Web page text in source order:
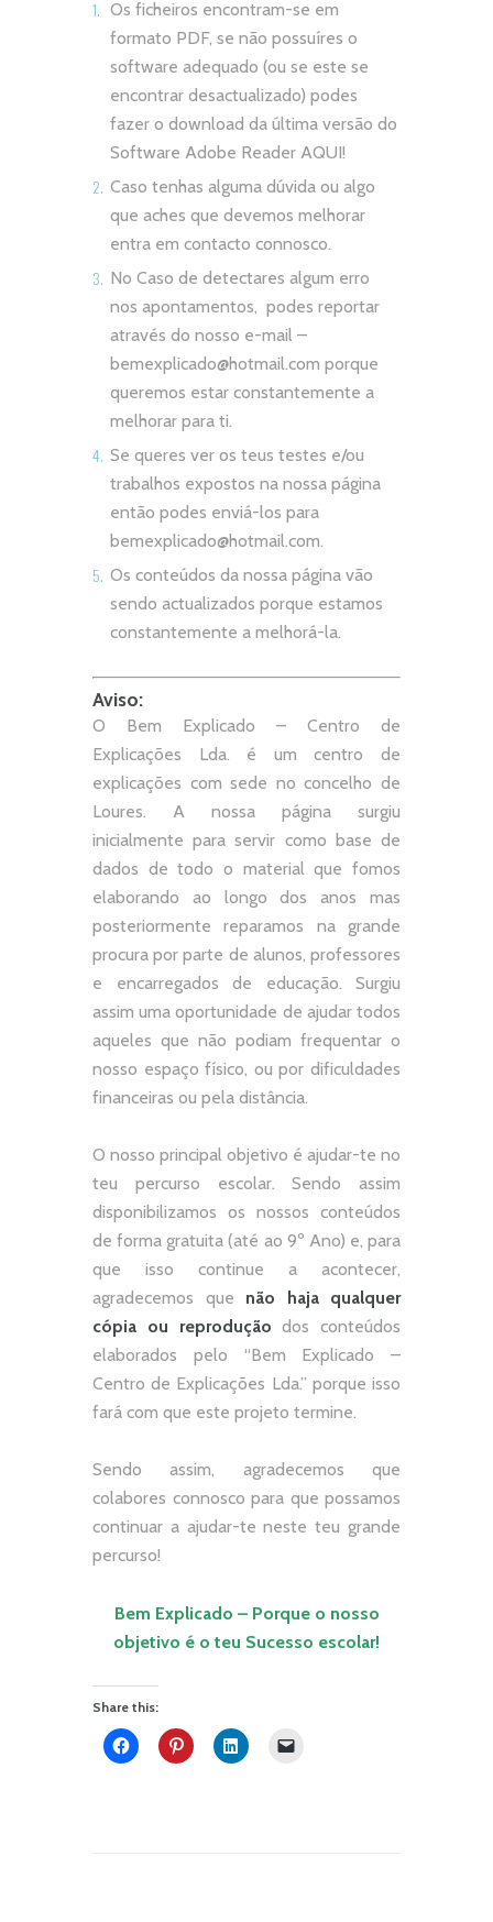
Os ficheiros encontram-se em
formato PDF, se não possuíres o
software adequado (ou se este se
encontrar desactualizado) podes
fazer o download da última versão do
Software Adobe Reader AQUI!
Caso tenhas alguma dúvida ou algo
que aches que devemos melhorar
entra em contacto connosco.
No Caso de detectares algum erro
nos apontamentos, podes reportar
através do nosso e-mail –
bemexplicado@hotmail.com porque
queremos estar constantemente a
melhorar para ti.
Se queres ver os teus testes e/ou
trabalhos expostos na nossa página
então podes enviá-los para
bemexplicado@hotmail.com.
Os conteúdos da nossa página vão
sendo actualizados porque estamos
constantemente a melhorá-la.
Aviso:
O Bem Explicado – Centro de
Explicações Lda. é um centro de
explicações com sede no concelho de
Loures. A nossa página surgiu
inicialmente para servir como base de
dados de todo o material que fomos
elaborando ao longo dos anos mas
posteriormente reparamos na grande
procura por parte de alunos, professores
e encarregados de educação. Surgiu
assim uma oportunidade de ajudar todos
aqueles que não podiam frequentar o
nosso espaço físico, ou por dificuldades
financeiras ou pela distância.
O nosso principal objetivo é ajudar-te no
teu percurso escolar.Sendo assim
disponibilizamos os nossos conteúdos
de forma gratuita (até ao 9º Ano) e, para
que isso continue a acontecer,
agradecemos que não
haja qualquer
cópia ou reprodução dos conteúdos
elaborados pelo “Bem Explicado –
Centro de Explicações Lda.” porque isso
fará com que este projeto termine.
Sendo assim, agradecemos que
colabores connosco para que possamos
continuar a ajudar-te neste teu grande
percurso!
Bem Explicado – Porque o nosso
objetivo é o teu Sucesso escolar!
Share this: